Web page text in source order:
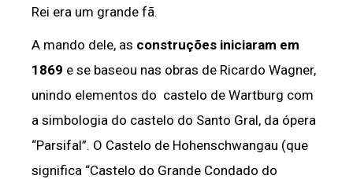
Rei era um grande fã.
A mando dele, as construções iniciaram em
1869 e se baseou nas obras de Ricardo Wagner,
unindo elementos do castelo de Wartburg com
a simbologia do castelo do Santo Gral, da ópera
“Parsifal”. O Castelo de Hohenschwangau (que
significa “Castelo do Grande Condado do